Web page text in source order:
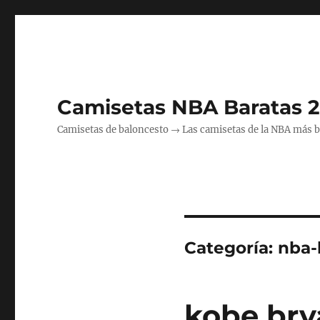
Camisetas NBA Baratas
Camisetas de baloncesto → Las camisetas de la NBA más
Categoría: